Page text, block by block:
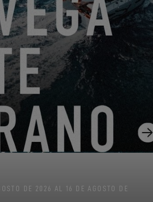
DE 2026 AL 31 DE AGOSTO DE 2026
EXCESS ESTE VERANO!
DE 2026 AL 16 DE AGOSTO DE